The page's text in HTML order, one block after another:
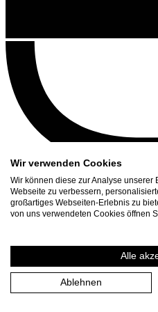
Kontakt
Presse Download
Wir verwenden Cookies
Wir können diese zur Analyse unserer
Webseite zu verbessern,
großartiges Webseiten-Erlebnis zu
von uns verwendeten Cookies öffnen
Alle
Ablehnen